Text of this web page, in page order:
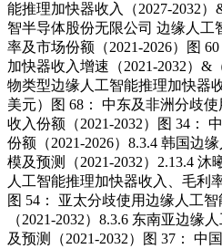
能推理加快器收入（2027-2032
智半导体股份无限公司 边缘人工
率及市场份额（2021-2026）图
加快器收入增速（2021-2032）&
物类型边缘人工智能推理加快器
美元）图 68： 中东及非洲分歧
收入份额（2021-2032）图 34：
份额（2021-2026）8.3.4 韩国边
模及预测（2021-2032）2.13.4
人工智能推理加快器收入、毛利
图 54： 亚太分歧使用边缘人工
（2021-2032）8.3.6 东南亚边缘
及预测（2021-2032）图 37： 中